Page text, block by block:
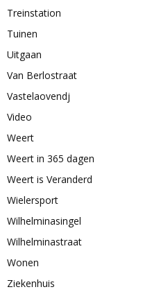
Treinstation
Tuinen
Uitgaan
Van Berlostraat
Vastelaovendj
Video
Weert
Weert in 365 dagen
Weert is Veranderd
Wielersport
Wilhelminasingel
Wilhelminastraat
Wonen
Ziekenhuis